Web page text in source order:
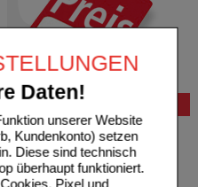
Daten!
unserer Website
Kundenkonto) setzen
Diese sind technisch
überhaupt funktioniert.
Pixel und